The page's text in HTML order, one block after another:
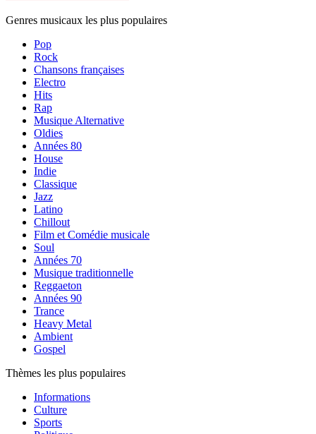
Genres musicaux les plus populaires
Pop
Rock
Chansons françaises
Electro
Hits
Rap
Musique Alternative
Oldies
Années 80
House
Indie
Classique
Jazz
Latino
Chillout
Film et Comédie musicale
Soul
Années 70
Musique traditionnelle
Reggaeton
Années 90
Trance
Heavy Metal
Ambient
Gospel
Thèmes les plus populaires
Informations
Culture
Sports